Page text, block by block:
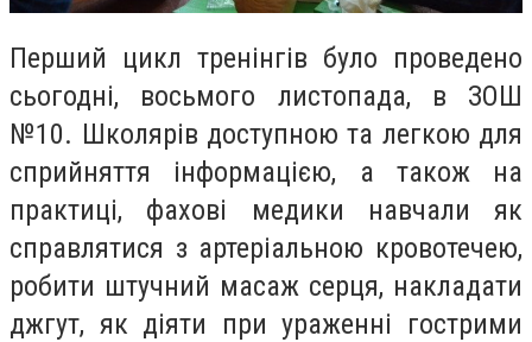
Перший цикл тренінгів було проведено
сьогодні, восьмого листопада, в ЗОШ
№10. Школярів доступною та легкою для
сприйняття інформацією, а також на
практиці, фахові медики навчали як
справлятися з артеріальною кровотечею,
робити штучний масаж серця, накладати
джгут, як діяти при ураженні гострими